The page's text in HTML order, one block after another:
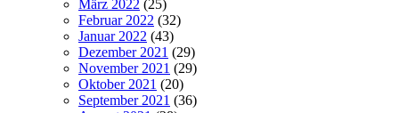
März 2022 (25)
Februar 2022 (32)
Januar 2022 (43)
Dezember 2021 (29)
November 2021 (29)
Oktober 2021 (20)
September 2021 (36)